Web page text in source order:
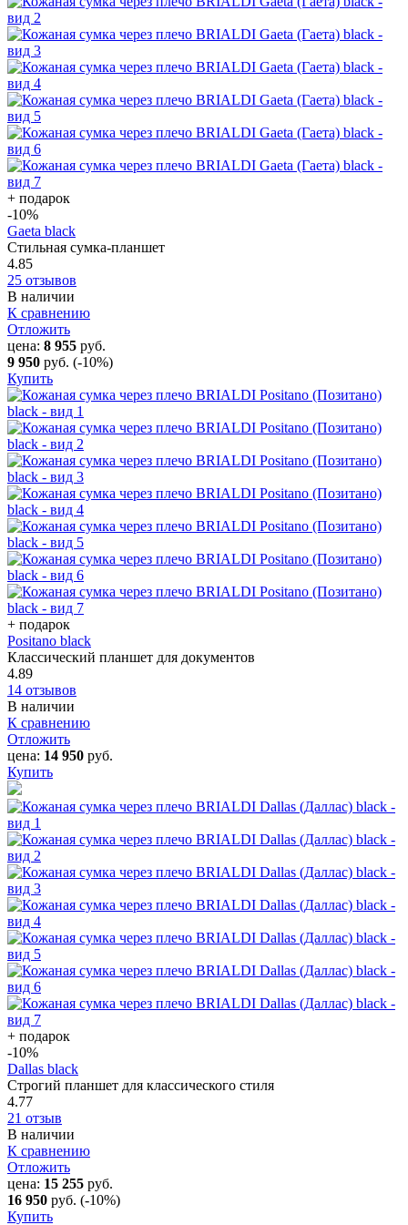
+ подарок
-10%
Gaeta black
Стильная сумка-планшет
4.85
25 отзывов
В наличии
К сравнению
Отложить
цена: 8 955 руб.
9 950 руб. (-10%)
Купить
+ подарок
Positano black
Классический планшет для документов
4.89
14 отзывов
В наличии
К сравнению
Отложить
цена: 14 950 руб.
Купить
+ подарок
-10%
Dallas black
Строгий планшет для классического стиля
4.77
21 отзыв
В наличии
К сравнению
Отложить
цена: 15 255 руб.
16 950 руб. (-10%)
Купить